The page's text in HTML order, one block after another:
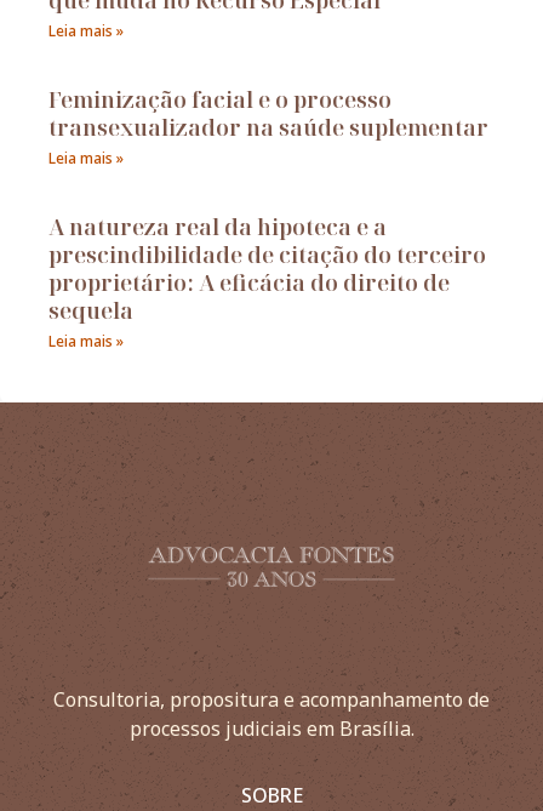
Leia mais »
Feminização facial e o processo
transexualizador na saúde suplementar
Leia mais »
A natureza real da hipoteca e a
prescindibilidade de citação do terceiro
proprietário: A eficácia do direito de
sequela
Leia mais »
Consultoria, propositura e acompanhamento de
processos judiciais em Brasília.
SOBRE